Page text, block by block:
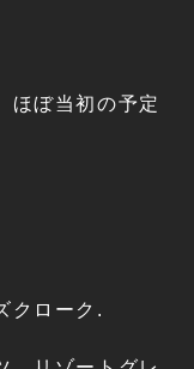
ほぼ当初の予定
クローク.